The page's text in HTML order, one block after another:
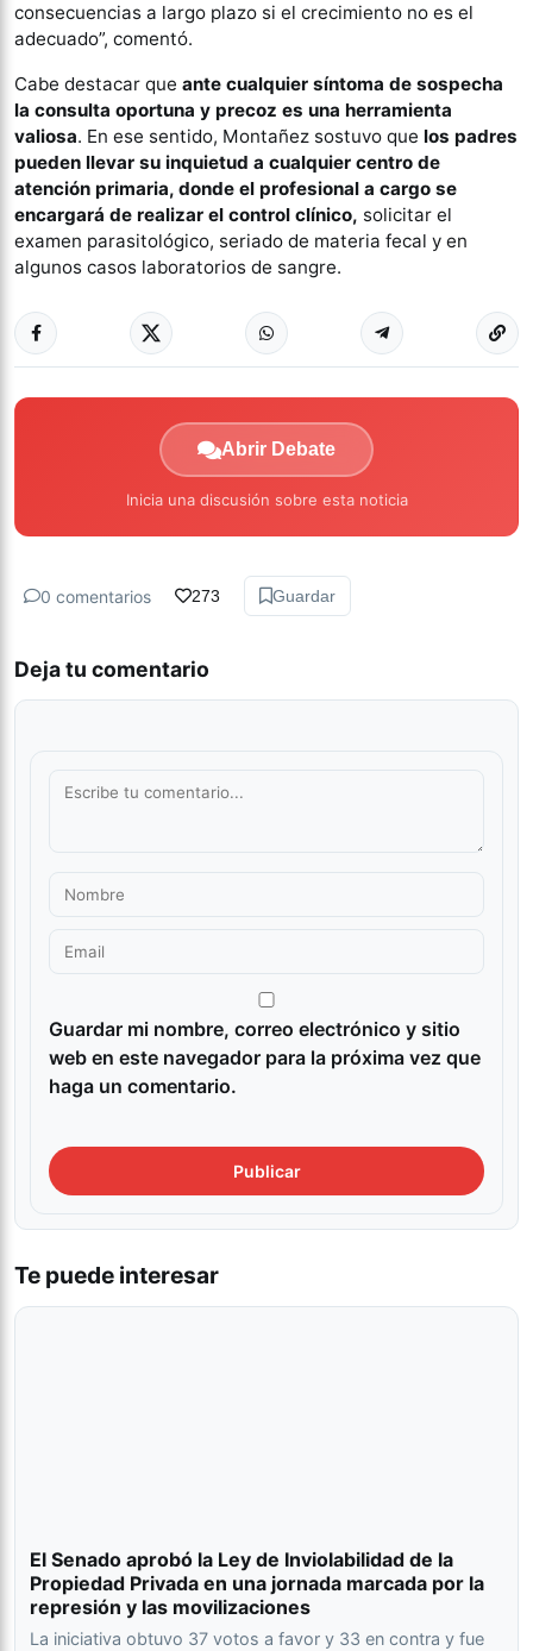
consecuencias a largo plazo si el crecimiento no es el
adecuado”, comentó.
Cabe destacar que ante cualquier síntoma de sospecha
la consulta oportuna y precoz es una herramienta
valiosa. En ese sentido, Montañez sostuvo que los padres
pueden llevar su inquietud a cualquier centro de
atención primaria, donde el profesional a cargo se
encargará de realizar el control clínico, solicitar el
examen parasitológico, seriado de materia fecal y en
algunos casos laboratorios de sangre.
Abrir Debate
Inicia una discusión sobre esta noticia
0 comentarios 273 Guardar
Deja tu comentario
Guardar mi nombre, correo electrónico y sitio
web en este navegador para la próxima vez que
haga un comentario.
Te puede interesar
El Senado aprobó la Ley de Inviolabilidad de la
Propiedad Privada en una jornada marcada por la
represión y las movilizaciones
La iniciativa obtuvo 37 votos a favor y 33 en contra y fue